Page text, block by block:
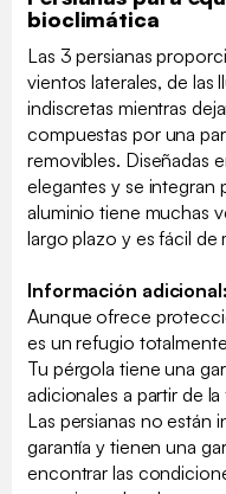
bioclimática
Las 3 persianas
vientos laterales, de las
indiscretas mientras
compuestas por una
removibles. Diseñadas
elegantes y se integran
aluminio tiene muchas
largo plazo y es fácil de
Información adicional:
Aunque ofrece
es un refugio
Tu pérgola tiene una
adicionales a partir de
Las persianas no están
garantía y tienen una
encontrar las